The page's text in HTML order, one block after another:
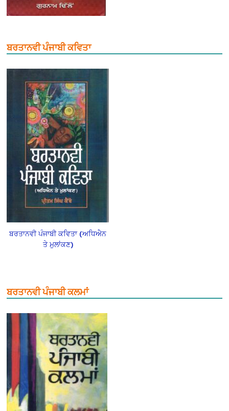
ਬਰਤਾਨਵੀ ਪੰਜਾਬੀ ਕਵਿਤਾ
ਬਰਤਾਨਵੀ ਪੰਜਾਬੀ ਕਵਿਤਾ (ਅਧਿਐਨ
ਤੇ ਮੁਲਾਂਕਣ)
ਬਰਤਾਨਵੀ ਪੰਜਾਬੀ ਕਲਮਾਂ